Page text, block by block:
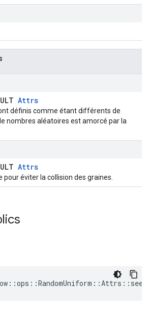
Attrs
définis comme étant différents de
nombres aléatoires est amorcé par la
Attrs
pour éviter la collision des graines.